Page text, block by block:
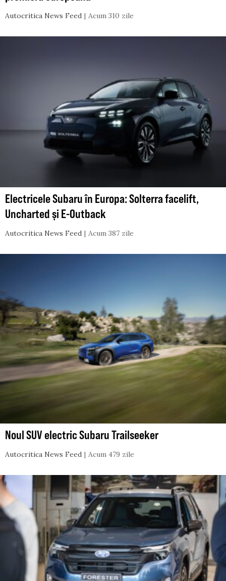
Autocritica News Feed Acum 310 zile
Electricele Subaru în Europa: Solterra facelift,
Uncharted și E-Outback
Autocritica News Feed Acum 387 zile
Noul SUV electric Subaru Trailseeker
Autocritica News Feed Acum 479 zile